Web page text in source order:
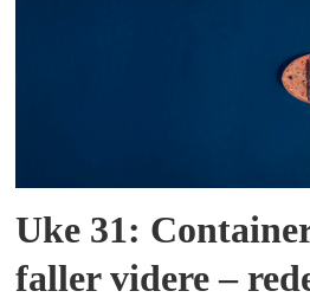
Uke 31:
faller videre –